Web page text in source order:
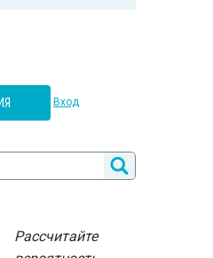
Вход
Рассчитайте